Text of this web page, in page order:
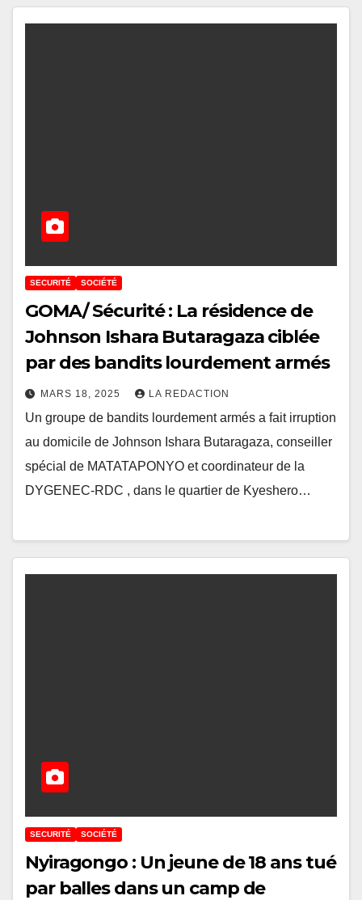
SECURITÉ SOCIÉTÉ
GOMA/ Sécurité : La résidence de
Johnson Ishara Butaragaza ciblée
par des bandits lourdement armés
MARS 18, 2025 LA REDACTION
Un groupe de bandits lourdement armés a fait irruption
au domicile de Johnson Ishara Butaragaza, conseiller
spécial de MATATAPONYO et coordinateur de la
DYGENEC-RDC , dans le quartier de Kyeshero…
SECURITÉ SOCIÉTÉ
Nyiragongo : Un jeune de 18 ans tué
par balles dans un camp de